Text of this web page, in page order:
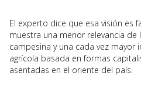
El experto dice que esa visión es
muestra una menor relevancia de
campesina y una cada vez
agrícola basada en formas
asentadas en el oriente del país.